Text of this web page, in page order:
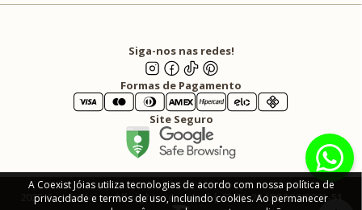
Siga-nos nas redes!
Formas de Pagamento
Site Seguro
2025 Coexist Joias. All rights reserved | CNPJ: 24.156.129/0001-51
A Coexist Jóias utiliza tecnologias de acordo com nossa política de
privacidade e termos de uso, incluindo cookies. Ao permanecer